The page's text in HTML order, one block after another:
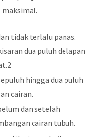
maksimal.
tidak terlalu panas.
dua puluh delapan
hingga dua puluh
cairan.
dan setelah
cairan tubuh.